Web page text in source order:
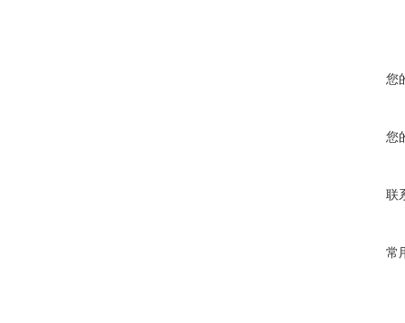
您
您
联
常